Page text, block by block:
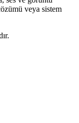
veya sistem